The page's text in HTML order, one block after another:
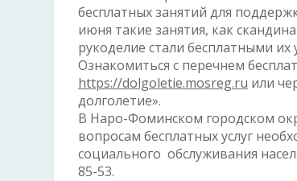
бесплатных занятий для
июня такие занятия, как
рукоделие стали бесплатными
Ознакомиться с перечнем
https://dolgoletie.mosreg.ru или
долголетие».
В Наро-Фоминском городском
вопросам бесплатных услуг
социального обслуживания
85-53.